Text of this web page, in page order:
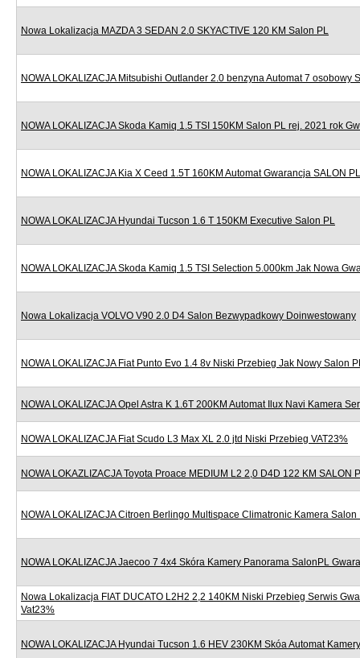
Nowa Lokalizacja MAZDA 3 SEDAN 2.0 SKYACTIVE 120 KM Salon PL
NOWA LOKALIZACJA Mitsubishi Outlander 2.0 benzyna Automat 7 osobowy
NOWA LOKALIZACJA Skoda Kamiq 1.5 TSI 150KM Salon PL rej. 2021 rok
NOWA LOKALIZACJA Kia X Ceed 1.5T 160KM Automat Gwarancja SALON PL
NOWA LOKALIZACJA Hyundai Tucson 1.6 T 150KM Executive Salon PL
NOWA LOKALIZACJA Skoda Kamiq 1.5 TSI Selection 5.000km Jak Nowa
Nowa Lokalizacja VOLVO V90 2.0 D4 Salon Bezwypadkowy Doinwestowany
NOWA LOKALIZACJA Fiat Punto Evo 1.4 8v Niski Przebieg Jak Nowy Salon
NOWA LOKALIZACJA Opel Astra K 1.6T 200KM Automat Ilux Navi Kamera
NOWA LOKALIZACJA Fiat Scudo L3 Max XL 2.0 jtd Niski Przebieg VAT23%
NOWA LOKAZLIZACJA Toyota Proace MEDIUM L2 2,0 D4D 122 KM SALON
NOWA LOKALIZACJA Citroen Berlingo Multispace Climatronic Kamera Salon
NOWA LOKALIZACJA Jaecoo 7 4x4 Skóra Kamery Panorama SalonPL
Nowa Lokalizacja FIAT DUCATO L2H2 2,2 140KM Niski Przebieg Serwis
Vat23%
NOWA LOKALIZACJA Hyundai Tucson 1.6 HEV 230KM Skóa Automat